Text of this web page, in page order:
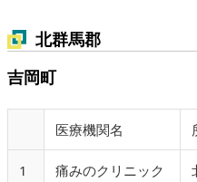
北群馬郡
吉岡町
医療機関名
1
痛みのクリニック